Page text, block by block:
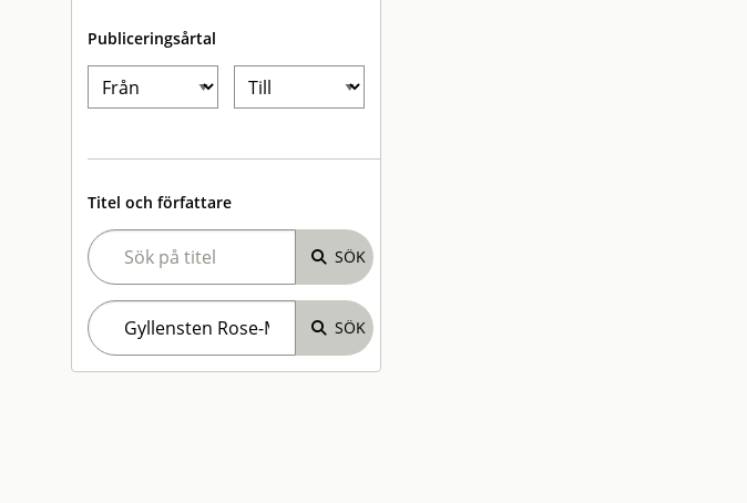
Publiceringsårtal
Titel och författare